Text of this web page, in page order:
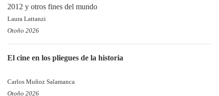
2012 y otros fines del mundo
Laura Lattanzi
Otoño 2026
El cine en los pliegues de la historia
Carlos Muñoz Salamanca
Otoño 2026